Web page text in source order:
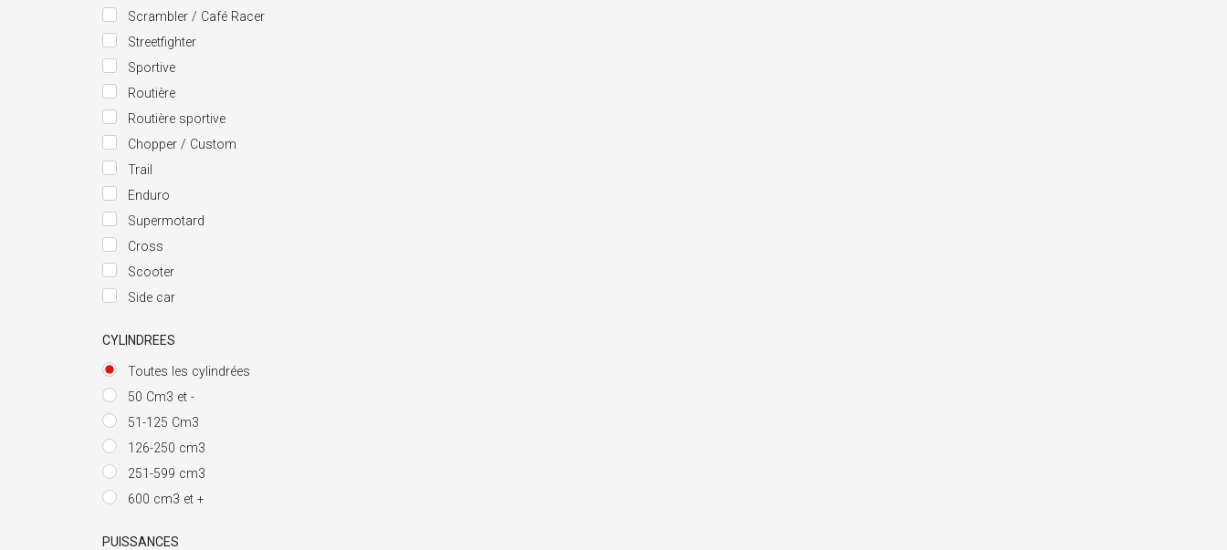
Scrambler / Café Racer
Streetfighter
Sportive
Routière
Routière sportive
Chopper / Custom
Trail
Enduro
Supermotard
Cross
Scooter
Side car
CYLINDREES
Toutes les cylindrées
50 Cm3 et -
51-125 Cm3
126-250 cm3
251-599 cm3
600 cm3 et +
PUISSANCES